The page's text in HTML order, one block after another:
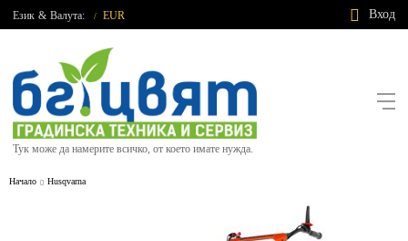
Език & Валута: / EUR Вход
Тук може да намерите всичко, от което имате нужда.
Начало Husqvarna